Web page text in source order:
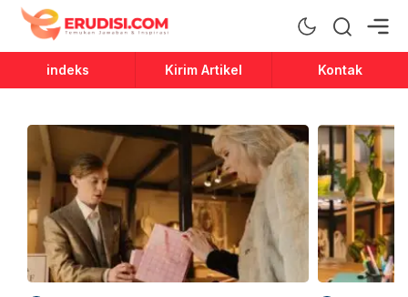
Erudisi
Temukan Jawaban dan Inspirasi
indeks Kirim Artikel Kontak